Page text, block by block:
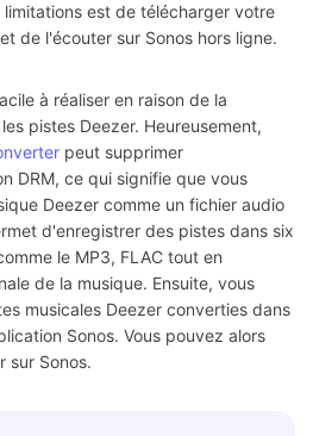
est de télécharger votre
de l'écouter sur Sonos hors ligne.
à réaliser en raison de la
pistes Deezer. Heureusement,
peut supprimer
DRM, ce qui signifie que vous
Deezer comme un fichier audio
d'enregistrer des pistes dans six
le MP3, FLAC tout en
de la musique. Ensuite, vous
musicales Deezer converties dans
Sonos. Vous pouvez alors
sur Sonos.